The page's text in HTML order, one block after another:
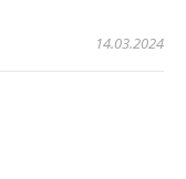
14.03.2024